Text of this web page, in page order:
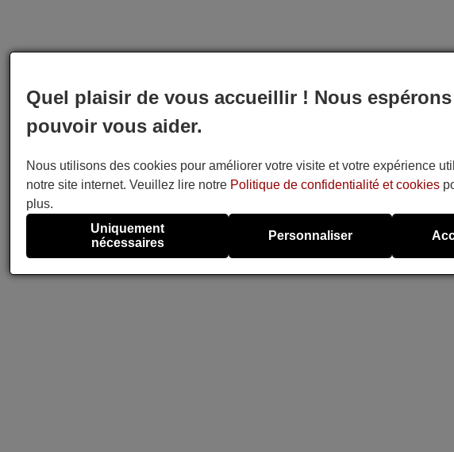
Quel plaisir de vous accueillir ! Nous espérons
pouvoir vous aider.
Nous utilisons des cookies pour améliorer votre visite et votre expérience
notre site internet. Veuillez lire notre Politique de confidentialité et cookies
plus.
Uniquement
nécessaires
Personnaliser